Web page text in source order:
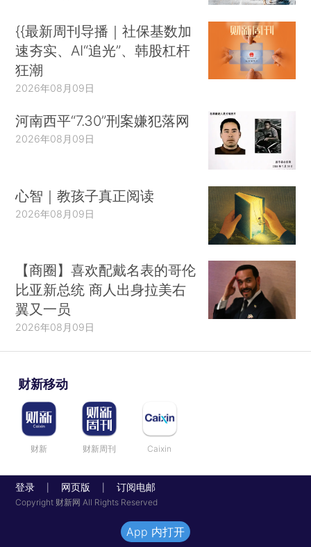
{{最新周刊导播｜社保基数加
速夯实、AI“追光”、韩股杠杆
狂潮
2026年08月09日
河南西平“7.30”刑案嫌犯落网
2026年08月09日
心智｜教孩子真正阅读
2026年08月09日
【商圈】喜欢配戴名表的哥伦
比亚新总统 商人出身拉美右
翼又一员
2026年08月09日
财新移动
财新 财新周刊 Caixin
登录 网页版 订阅电邮
Copyright 财新网 All Rights Reserved
App 内打开